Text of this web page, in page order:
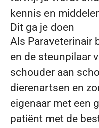
kennis en
Dit ga je doen
Als Paraveterinair
en de steunpilaar
schouder aan
dierenartsen en
eigenaar met een
patiënt met de